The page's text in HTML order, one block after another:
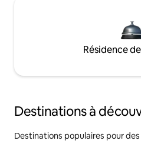
Résidence
Destinations à
Destinations populaires pour